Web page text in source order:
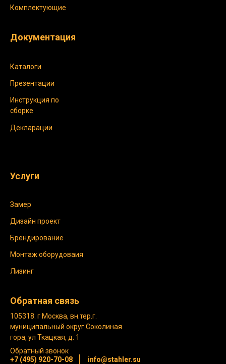
Обратная связь
info@stahler.su
Каталоги
Инструкция по
сборке
Комплектующие
Услуги
Декларации
Обратный звонок
105318. г Москва, вн.тер.г.
муниципальный округ Соколиная
гора, ул Ткацкая, д. 1
Замер
Монтаж оборудоваия
Презентации
+7 (495) 920-70-08
Документация
Дизайн проект
Лизинг
Брендирование